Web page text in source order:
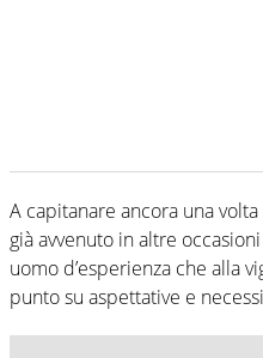
A capitanare ancora una
già avvenuto in altre
uomo d’esperienza che alla
punto su aspettative e